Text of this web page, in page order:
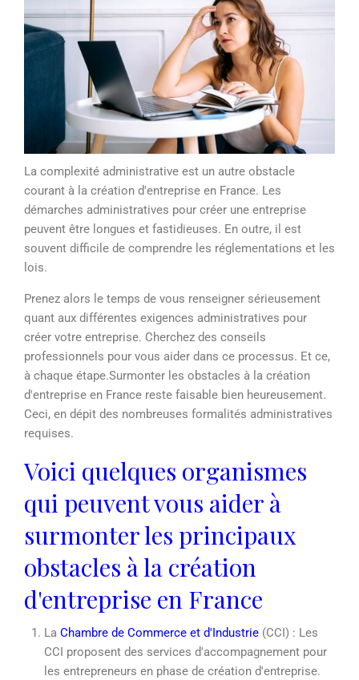
La complexité administrative est un autre obstacle
courant à la création d'entreprise en France. Les
démarches administratives pour créer une entreprise
peuvent être longues et fastidieuses. En outre, il est
souvent difficile de comprendre les réglementations et les
lois.
Prenez alors le temps de vous renseigner sérieusement
quant aux différentes exigences administratives pour
créer votre entreprise. Cherchez des conseils
professionnels pour vous aider dans ce processus. Et ce,
à chaque étape.Surmonter les obstacles à la création
d'entreprise en France reste faisable bien heureusement.
Ceci, en dépit des nombreuses formalités administratives
requises.
Voici quelques organismes
qui peuvent vous aider à
surmonter les principaux
obstacles à la création
d'entreprise en France
La Chambre de Commerce et d'Industrie (CCI) : Les
CCI proposent des services d'accompagnement pour
les entrepreneurs en phase de création d'entreprise.